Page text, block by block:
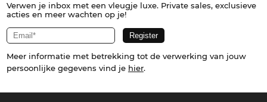
Verwen je inbox met een vleugje luxe. Private sales, exclusieve
acties en meer wachten op je!
Meer informatie met betrekking tot de verwerking van jouw
persoonlijke gegevens vind je hier.